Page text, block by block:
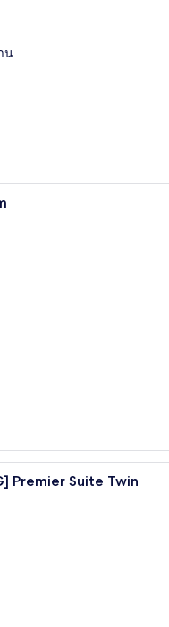
น
Superior Twin Room
ผ้านวมขนเป็ด, ตู้นิรภัย
Premier Suite Twin